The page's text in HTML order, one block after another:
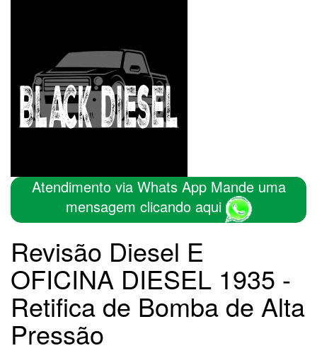
Atendimento via Whats App Mande uma
mensagem clicando aqui
Revisão Diesel E
OFICINA DIESEL 1935 -
Retifica de Bomba de Alta
Pressão